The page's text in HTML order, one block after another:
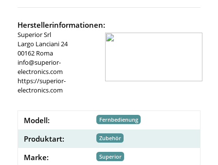
Herstellerinformationen:
Superior Srl
Largo Lanciani 24
00162 Roma
info@superior-
electronics.com
https://superior-
electronics.com
Modell: Fernbedienung
Produktart: Zubehör
Marke: Superior